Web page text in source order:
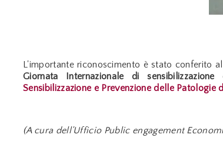
L'importante riconoscimento è stato conferito
Giornata Internazionale di
Sensibilizzazione e Prevenzione delle
(A cura dell’Ufficio Public engagement